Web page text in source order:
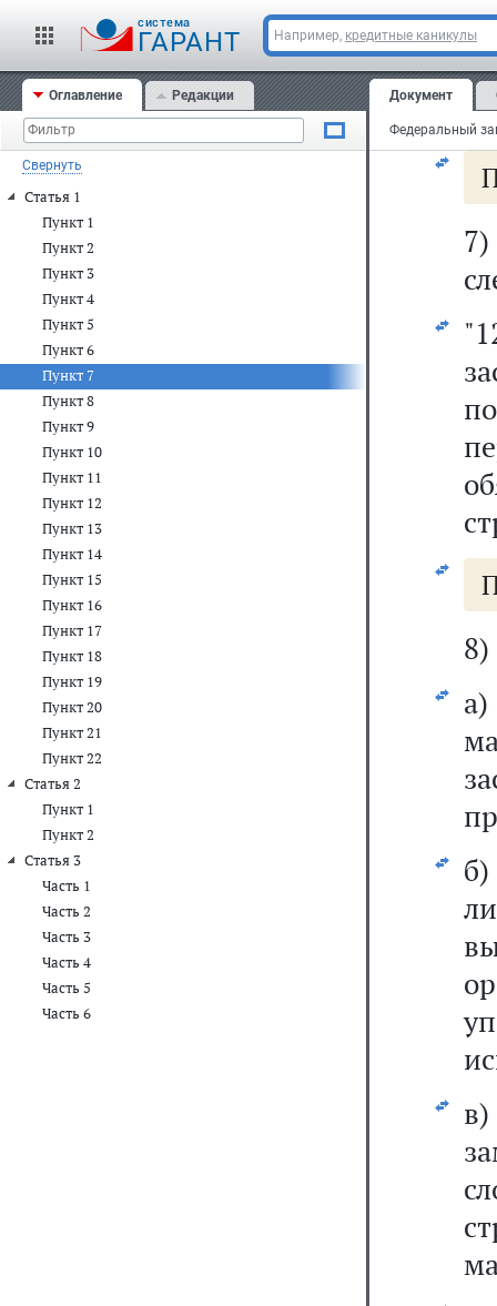
cистема
ГАРАНТ Например, кредитные каникулы
Оглавление Редакции
Свернуть
Статья 1
Пункт 1
Пункт 2
Пункт 3
Пункт 4
Пункт 5
Пункт 6
Пункт 7
Пункт 8
Пункт 9
Пункт 10
Пункт 11
Пункт 12
Пункт 13
Пункт 14
Пункт 15
Пункт 16
Пункт 17
Пункт 18
Пункт 19
Пункт 20
Пункт 21
Пункт 22
Статья 2
Пункт 1
Пункт 2
Статья 3
Часть 1
Часть 2
Часть 3
Часть 4
Часть 5
Часть 6
Документ
28